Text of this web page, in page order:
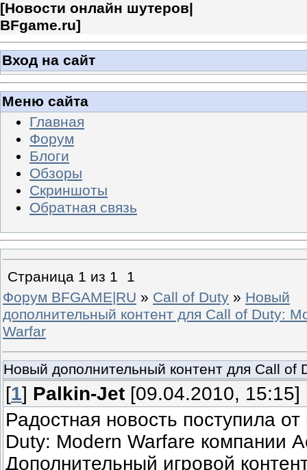
[Новости онлайн шутеров|
BFgame.ru]
Вход на сайт
Меню сайта
Главная
Форум
Блоги
Обзоры
Скриншоты
Обратная связь
Страница 1 из 1
1
Форум BFGAME|RU » Call of Duty » Новый
дополнительный контент для Call of Duty:
Warfar
Новый дополнительный контент для Call of
[1] Palkin-Jet [09.04.2010, 15:15]
Радостная новость поступила
Duty: Modern Warfare компании
Дополнительный игровой